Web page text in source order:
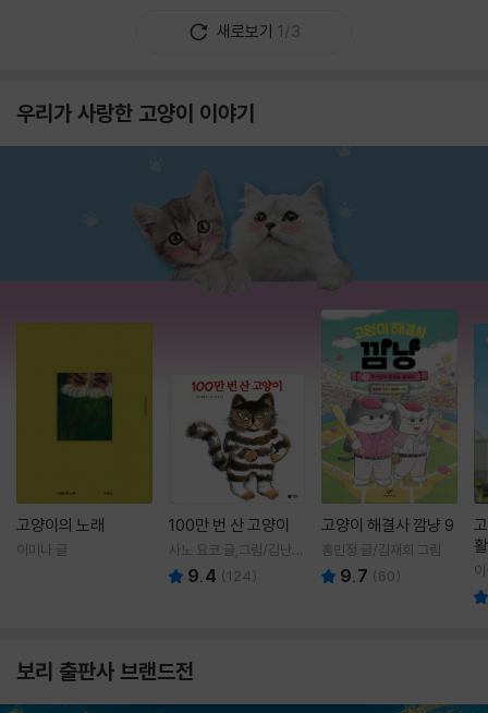
새로보기 1/3
우리가 사랑한 고양이 이야기
고양이의 노래
이미나 글
100만 번 산 고양이
사노 요코 글,그림/김난주
역 9.4 (124)
고양이 해결사 깜냥 9
홍민정 글/김재희 그림
9.7 (60)
보리 출판사 브랜드전